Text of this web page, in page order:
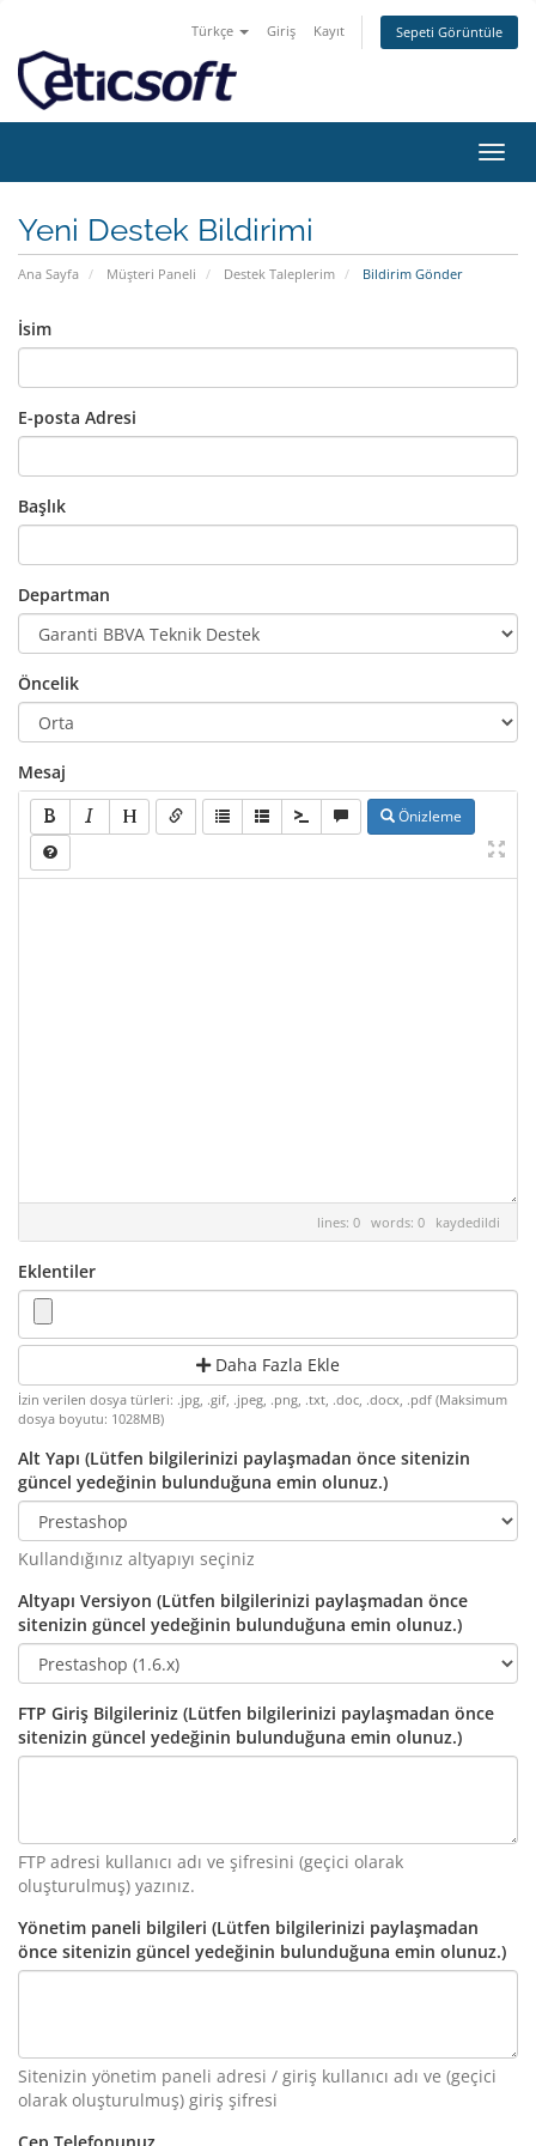
Türkçe Giriş Kayıt Sepeti Görüntüle
Yeni Destek Bildirimi
Ana Sayfa Müşteri Paneli Destek Taleplerim Bildirim Gönder
İsim
E-posta Adresi
Başlık
Departman
Öncelik
Mesaj
Önizleme
lines: 0 words: 0 kaydedildi
Eklentiler
Daha Fazla Ekle
İzin verilen dosya türleri: .jpg, .gif, .jpeg, .png, .txt, .doc, .docx, .pdf (Maksimum
dosya boyutu: 1028MB)
Alt Yapı (Lütfen bilgilerinizi paylaşmadan önce sitenizin
güncel yedeğinin bulunduğuna emin olunuz.)
Kullandığınız altyapıyı seçiniz
Altyapı Versiyon (Lütfen bilgilerinizi paylaşmadan önce
sitenizin güncel yedeğinin bulunduğuna emin olunuz.)
FTP Giriş Bilgileriniz (Lütfen bilgilerinizi paylaşmadan önce
sitenizin güncel yedeğinin bulunduğuna emin olunuz.)
FTP adresi kullanıcı adı ve şifresini (geçici olarak
oluşturulmuş) yazınız.
Yönetim paneli bilgileri (Lütfen bilgilerinizi paylaşmadan
önce sitenizin güncel yedeğinin bulunduğuna emin olunuz.)
Sitenizin yönetim paneli adresi / giriş kullanıcı adı ve (geçici
olarak oluşturulmuş) giriş şifresi